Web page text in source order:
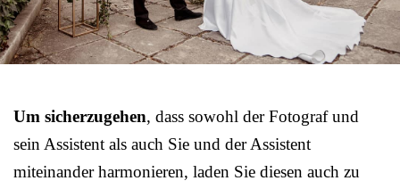
Um sicherzugehen, dass sowohl der Fotograf und
sein Assistent als auch Sie und der Assistent
miteinander harmonieren, laden Sie diesen auch zu